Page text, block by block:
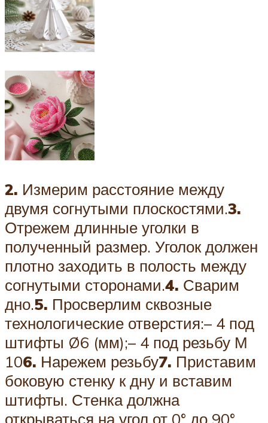
2. Измерим расстояние между
двумя согнутыми плоскостями.3.
Отрежем длинные уголки в
полученный размер. Уголок должен
плотно заходить в полость между
согнутыми сторонами.4. Сварим
дно.5. Просверлим сквозные
технологические отверстия:– 4 под
штифты Ø6 (мм);– 4 под резьбу М
106. Нарежем резьбу7. Приставим
боковую стенку к дну и вставим
штифты. Стенка должна
открываться на угол от 0° до 90°